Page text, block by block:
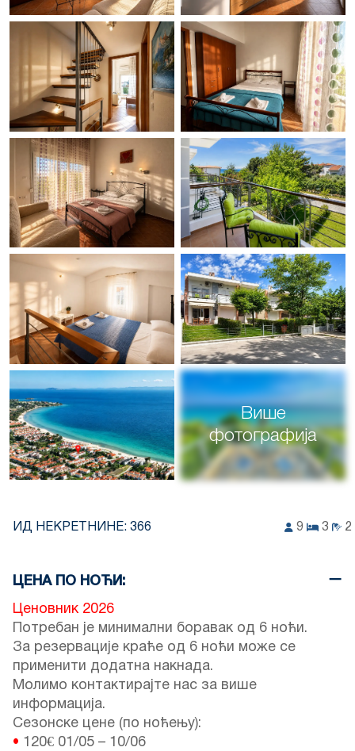
Више
фотографија
ИД НЕКРЕТНИНЕ: 366 9 3 2
ЦЕНА ПО НОЋИ:
Ценовник 2026
Потребан је минимални боравак од 6 ноћи.
За резервације краће од 6 ноћи може се
применити додатна накнада.
Молимо контактирајте нас за више
информација.
Сезонске цене (по ноћењу):
• 120€ 01/05 – 10/06